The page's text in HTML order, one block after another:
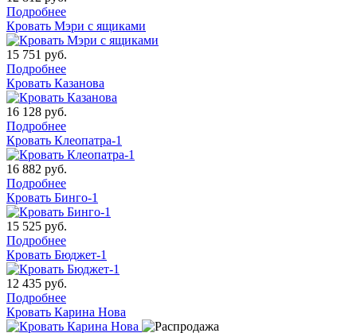
Подробнее
Кровать Мэри с ящиками
15 751 руб.
Подробнее
Кровать Казанова
16 128 руб.
Подробнее
Кровать Клеопатра-1
16 882 руб.
Подробнее
Кровать Бинго-1
15 525 руб.
Подробнее
Кровать Бюджет-1
12 435 руб.
Подробнее
Кровать Карина Нова